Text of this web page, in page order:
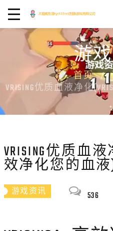
游
首页
VRISING优质血液净化
VRISING优质血
效净化您的血
游戏资讯 536